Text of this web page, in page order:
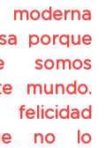
porque
somos
mundo.
no lo